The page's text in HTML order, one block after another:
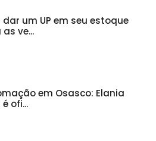
dar um UP em seu estoque
ve...
em Osasco: Elania
ofi...